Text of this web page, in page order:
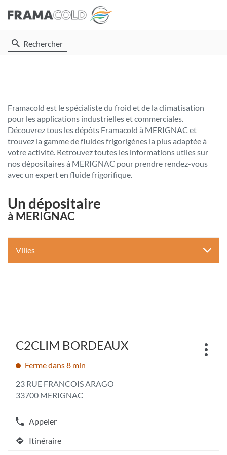
Rechercher
Framacold est le spécialiste du froid et de la climatisation
pour les applications industrielles et commerciales.
Découvrez tous les dépôts Framacold à MERIGNAC et
trouvez la gamme de fluides frigorigènes la plus adaptée à
votre activité. Retrouvez toutes les informations utiles sur
nos dépositaires à MERIGNAC pour prendre rendez-vous
avec un expert en fluide frigorifique.
Un dépositaire
à MERIGNAC
Villes
Appuyer
sur
touche
pour
obtenir
plus
amples
informations
[ECHAP
Point
vente
C2CLIM BORDEAUX
Ferme dans 8 min
23 RUE FRANCOIS ARAGO
33700 MERIGNAC
Appeler
Afficher
le
numéroItinéraire
jusqu'au
Plus